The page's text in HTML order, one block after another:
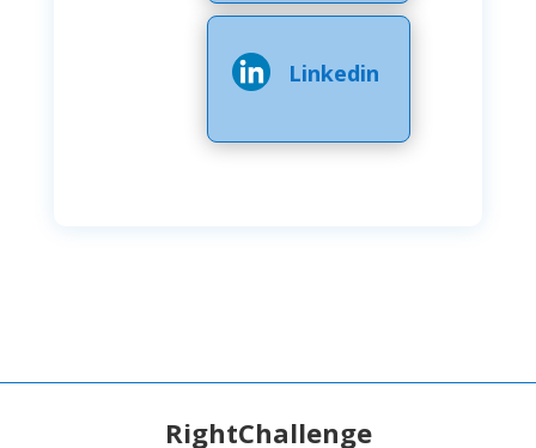
Linkedin
RightChallenge